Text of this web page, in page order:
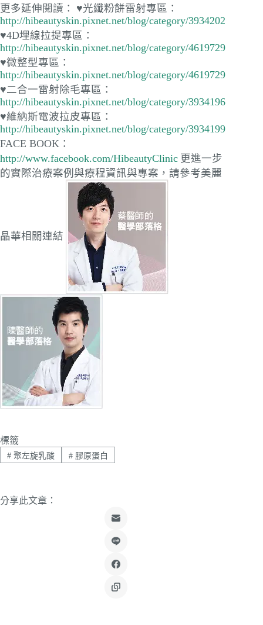
更多延伸閱讀：
♥光纖粉餅雷射專區：
http://hibeautyskin.pixnet.net/blog/category/3934202
♥4D埋線拉提專區：
http://hibeautyskin.pixnet.net/blog/category/4619729
♥微整型專區：
http://hibeautyskin.pixnet.net/blog/category/4619729
♥二合一雷射除毛專區：
http://hibeautyskin.pixnet.net/blog/category/3934196
♥維納斯電波拉皮專區：
http://hibeautyskin.pixnet.net/blog/category/3934199
FACE BOOK：
http://www.facebook.com/HibeautyClinic 更進一步
的實際治療案例與療程資訊與專案，請參考美麗
晶華相關連結
標籤
#聚左旋乳酸 #膠原蛋白
分享此文章：